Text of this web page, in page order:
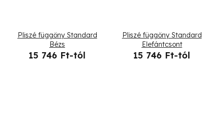
Pliszé függöny Standard
Bézs
15 746 Ft-tól
Pliszé függöny Standard
Elefántcsont
15 746 Ft-tól